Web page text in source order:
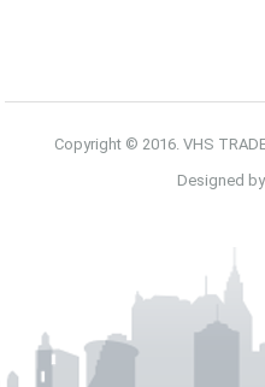
Copyright © 2016. VHS
Designed by